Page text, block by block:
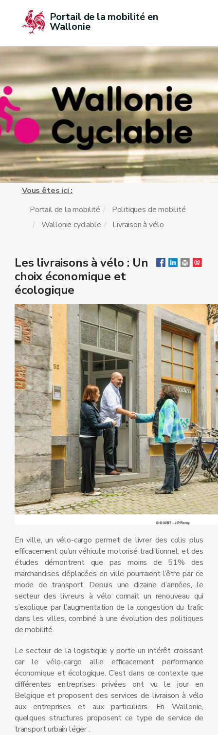
Portail de la mobilité en
Wallonie
Vous êtes ici :
Portail de la mobilité
Politiques de mobilité
Wallonie cyclable
Livraison à vélo
Les livraisons à vélo : Un
choix économique et
écologique
En ville, un vélo-cargo permet de livrer des colis plus
efficacement qu’un véhicule motorisé traditionnel, et des
études démontrent que pas moins de 51% des
marchandises déplacées en ville pourraient l’être par ce
mode de transport. Depuis une dizaine d’années, le
secteur des livreurs à vélo connaît un renouveau qui
s’explique par l’augmentation de la congestion du trafic
dans les villes, combiné à une évolution des politiques
de mobilité.
Le secteur de la logistique y porte un intérêt croissant
car le vélo-cargo allie efficacement performance
économique et écologique. C’est dans ce contexte que
différentes entreprises privées ont vu le jour en
Belgique et proposent des services de livraison à vélo
aux entreprises et aux particuliers. En Wallonie,
quelques structures proposent ce type de service de
transport urbain léger :